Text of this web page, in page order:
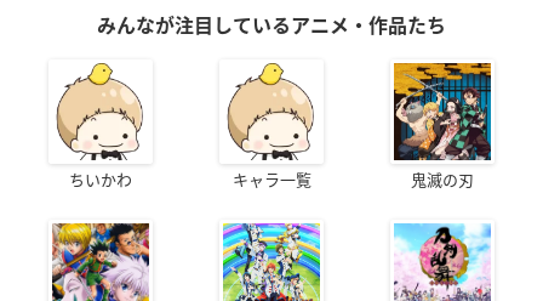
みんなが注目しているアニメ・作品たち
ちいかわ キャラ一覧 鬼滅の刃